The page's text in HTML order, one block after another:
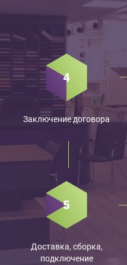
Заключение договора
Доставка, сборка,
подключение